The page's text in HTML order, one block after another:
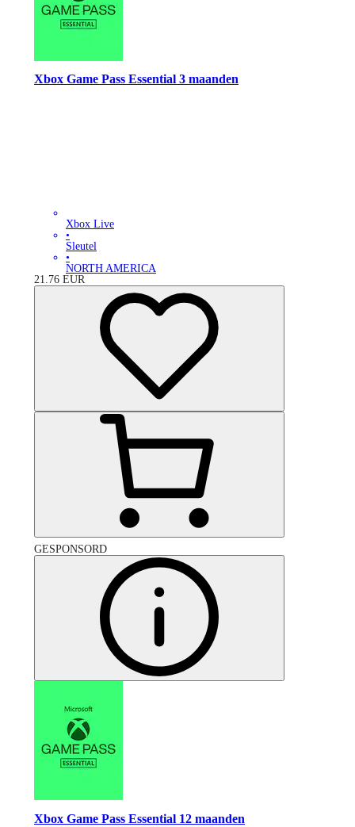
Xbox Game Pass Essential 3 maanden
Xbox Live
•
Sleutel
•
NORTH AMERICA
21.76 EUR
GESPONSORD
Xbox Game Pass Essential 12 maanden